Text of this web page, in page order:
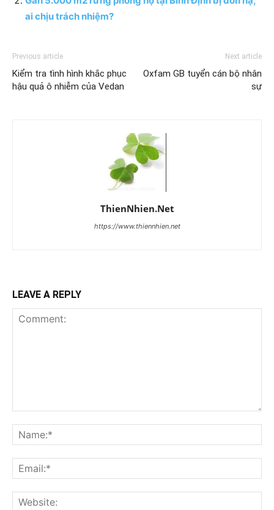
ai chịu trách nhiệm?
Previous article
Kiểm tra tình hình khắc phục
hậu quả ô nhiễm của Vedan
Next article
Oxfam GB tuyển cán bộ nhân
sự
ThienNhien.Net
https://www.thiennhien.net
LEAVE A REPLY